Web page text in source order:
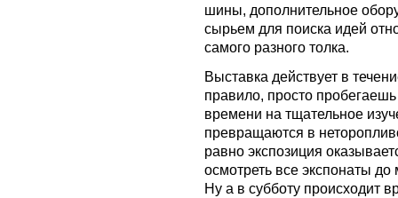
шины, дополнительное
сырьем для поиска идей
самого разного толка.
Выставка действует в
правило, просто
времени на тщательное
превращаются в
равно экспозиция
осмотреть все экспонаты
Ну а в субботу происходит